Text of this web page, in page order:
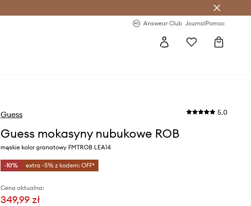
Answear Club JournalPomoc
Guess 5.0
Guess mokasyny nubukowe ROB
męskie kolor granatowy FMTROB LEA14
-10% extra -5% z kodem: OFF*
Cena aktualna:
349,99 zł